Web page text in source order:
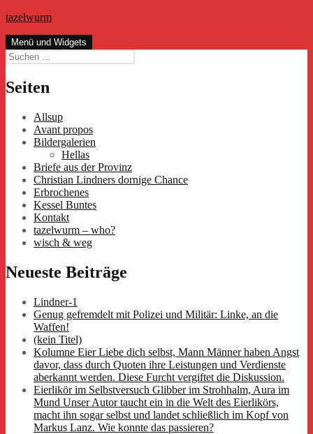
Zum
springen
tazelwurm
Menü und Widgets
Suchen
nach:
Seiten
Allsup
Avant propos
Bildergalerien
Hellas
Briefe aus der Provinz
Christian Lindners dornige Chance
Erbrochenes
Kessel Buntes
Kontakt
tazelwurm – who?
wisch & weg
Neueste Beiträge
Lindner-1
Genug gefremdelt mit Polizei und Militär: Linke, an die
Waffen!
(kein Titel)
Kolumne Eier Liebe dich selbst, Mann Männer haben Angst
davor, dass durch Quoten ihre Leistungen und Verdienste
aberkannt werden. Diese Furcht vergiftet die Diskussion.
Eierlikör im Selbstversuch Glibber im Strohhalm, Aura im
Mund Unser Autor taucht ein in die Welt des Eierlikörs,
macht ihn sogar selbst und landet schließlich im Kopf von
Markus Lanz. Wie konnte das passieren?